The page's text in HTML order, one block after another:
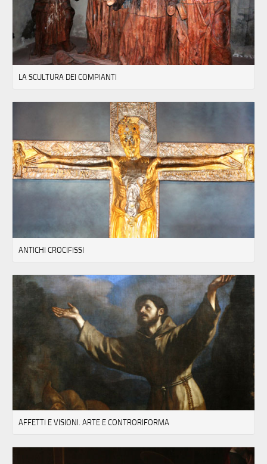
LA SCULTURA DEI COMPIANTI
ANTICHI CROCIFISSI
AFFETTI E VISIONI. ARTE E CONTRORIFORMA